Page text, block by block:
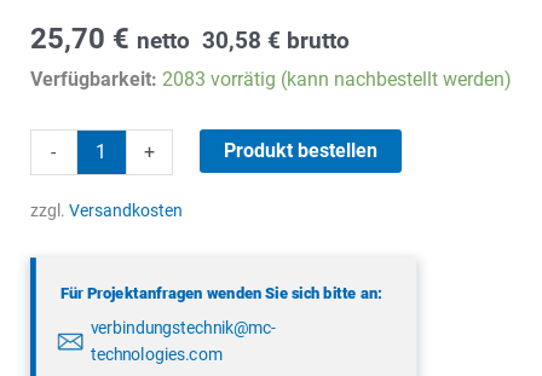
25,70 € netto 30,58 € brutto
Verfügbarkeit: 2083 vorrätig (kann nachbestellt werden)
-
485-
100
+ Produkt bestellen
zzgl. Versandkosten
Für Projektanfragen wenden Sie sich bitte an:
verbindungstechnik@mc-
technologies.com